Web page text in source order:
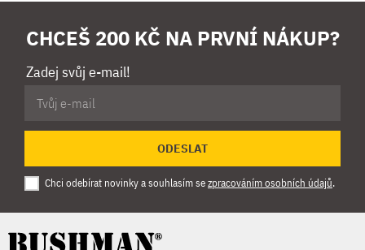
CHCEŠ 200 KČ NA PRVNÍ NÁKUP?
Zadej svůj e-mail!
ODESLAT
Chci odebírat novinky a souhlasím sezpracováním osobních údajů.